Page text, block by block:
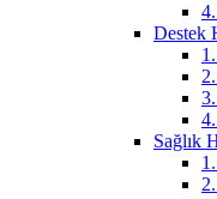
Destek
Sağlık